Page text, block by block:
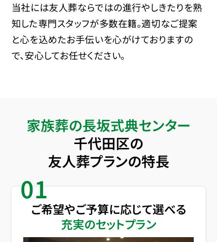
当社には友人葬ならではの進行やしきたりを熟
知した専門スタッフが多数在籍。適切なご提案
と心を込めたお手伝いを心がけておりますの
で、安心してお任せください。
家族葬の長坂式典センター
千代田区の
友人葬プランの特長
01
ご希望やご予算に応じて選べる
充実のセットプラン